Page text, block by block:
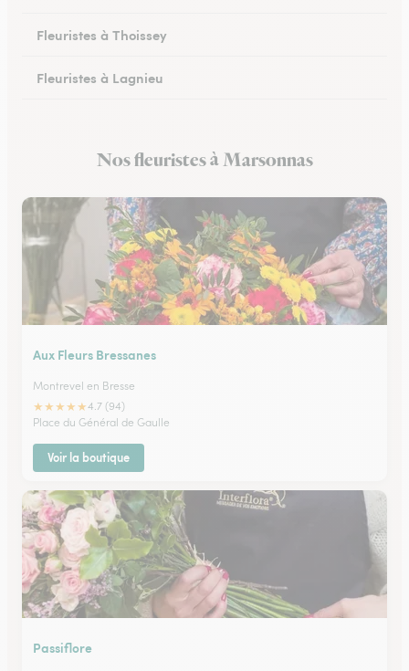
Fleuristes à Thoissey
Fleuristes à Lagnieu
Fleuristes à Oyonnax
Nos fleuristes à Marsonnas
Aux Fleurs Bressanes
Montrevel en Bresse
★★★★★4.7 (94)
Place du Général de Gaulle
Voir la boutique
Passiflore